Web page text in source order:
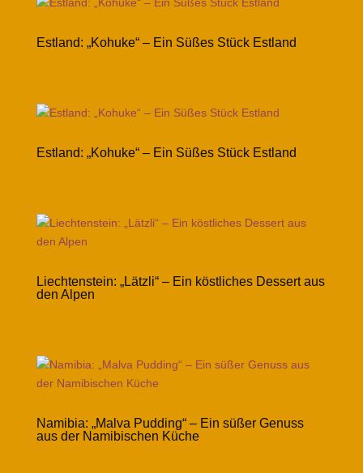
Estland: „Kohuke“ – Ein Süßes Stück Estland
Estland: „Kohuke“ – Ein Süßes Stück Estland
Liechtenstein: „Lätzli“ – Ein köstliches Dessert aus
den Alpen
Namibia: „Malva Pudding“ – Ein süßer Genuss
aus der Namibischen Küche